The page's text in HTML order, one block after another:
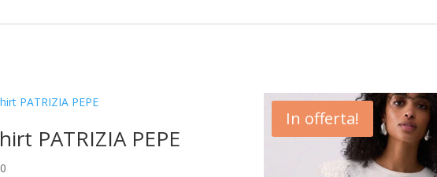
PATRIZIA PEPE
In offerta!